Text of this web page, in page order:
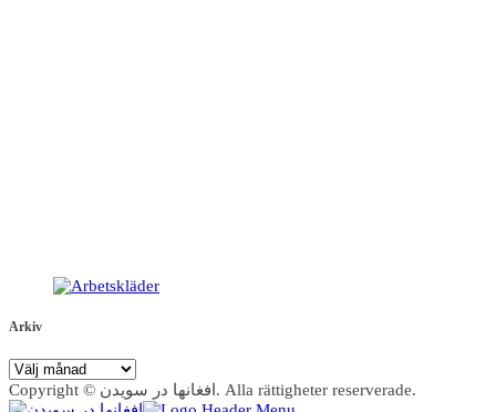
Arkiv
Arkiv
Copyright © افغانها در سویدن. Alla rättigheter reserverade.